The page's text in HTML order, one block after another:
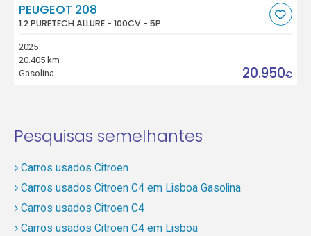
PEUGEOT 208
1.2 PURETECH ALLURE - 100CV - 5P
2025
20.405 km
Gasolina
20.950€
Pesquisas semelhantes
Carros usados Citroen
Carros usados Citroen C4 em Lisboa Gasolina
Carros usados Citroen C4
Carros usados Citroen C4 em Lisboa